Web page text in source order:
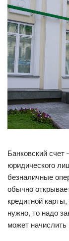
Банковский счет
юридического
безналичные
обычно
кредитной
нужно, то надо
может начислить